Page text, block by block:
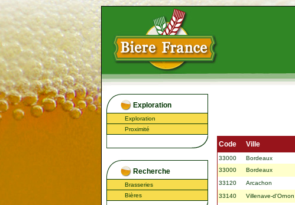
Exploration
Exploration
Proximité
Recherche
Brasseries
Bières
Code Ville
33000 Bordeaux
33000
Bordeaux
33120
Arcachon
33140
Villenave-d'Ornon